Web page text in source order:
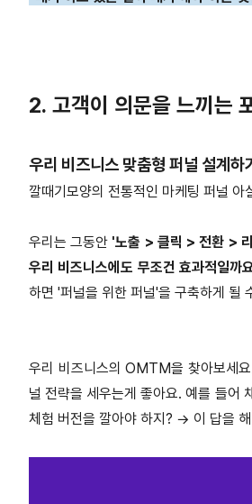
2. 고객이 의문을 느끼는
우리 비즈니스 맞춤형 퍼널 설계하기
깔때기모양의 전통적인 마케팅 퍼널 아
우리는 그동안 '노출 > 클릭 > 전환 >
우리 비즈니스에도 무조건 효과적일까
하면 '퍼널을 위한 퍼널'을 구축하게 될
우리 비즈니스의 OMTM을 찾아보세
널 전략을 세우는게 좋아요. 예를 들어
체험 버전을 깔아야 하지? → 이 답을